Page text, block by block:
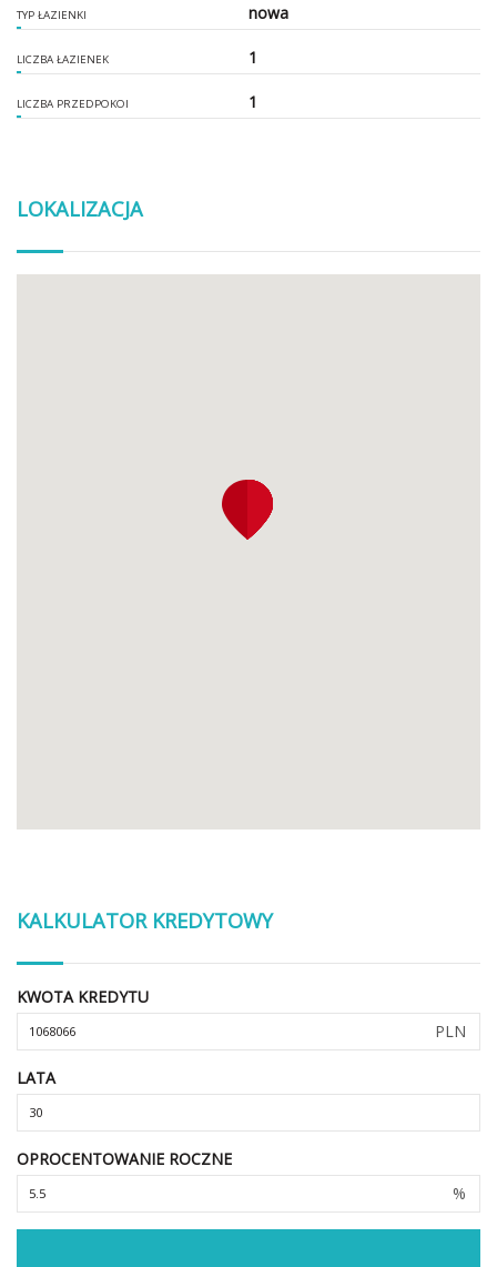
TYP ŁAZIENKI nowa
LICZBA ŁAZIENEK 1
LICZBA PRZEDPOKOI 1
LOKALIZACJA
KALKULATOR KREDYTOWY
KWOTA KREDYTU
PLN
LATA
OPROCENTOWANIE ROCZNE
%